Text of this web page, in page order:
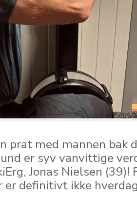
prat med mannen bak
er syv vanvittige
Jonas Nielsen (39)!
er definitivt ikke